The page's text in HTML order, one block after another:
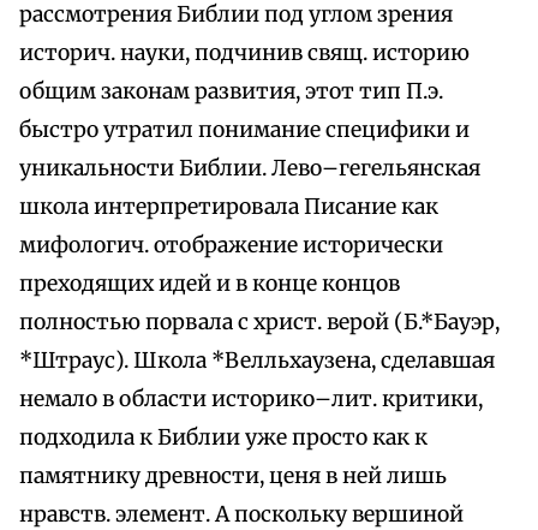
рассмотрения Библии под углом зрения
историч. науки, подчинив свящ. историю
общим законам развития, этот тип П.э.
быстро утратил понимание специфики и
уникальности Библии. Лево–гегельянская
школа интерпретировала Писание как
мифологич. отображение исторически
преходящих идей и в конце концов
полностью порвала с христ. верой (Б.*Бауэр,
*Штраус). Школа *Велльхаузена, сделавшая
немало в области историко–лит. критики,
подходила к Библии уже просто как к
памятнику древности, ценя в ней лишь
нравств. элемент. А поскольку вершиной